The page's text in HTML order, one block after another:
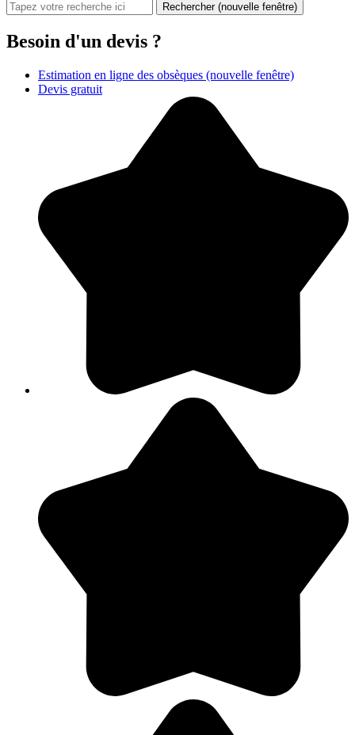
Rechercher (nouvelle fenêtre)
Besoin d'un devis ?
Estimation en ligne des obsèques (nouvelle fenêtre)
Devis gratuit